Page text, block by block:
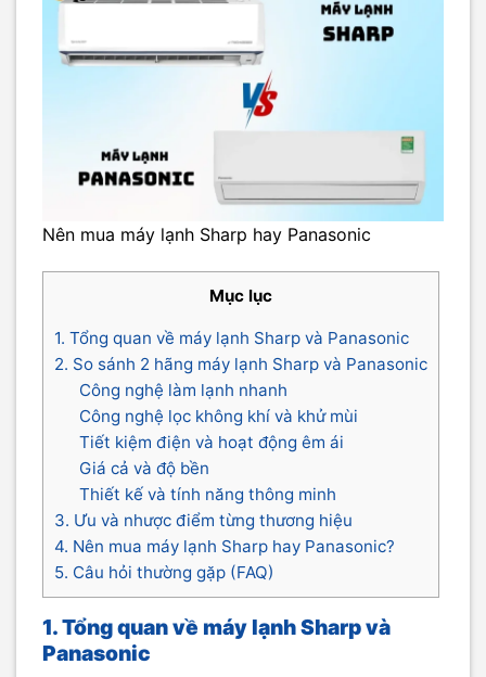
Nên mua máy lạnh Sharp hay Panasonic
Mục lục
1. Tổng quan về máy lạnh Sharp và Panasonic
2. So sánh 2 hãng máy lạnh Sharp và Panasonic
Công nghệ làm lạnh nhanh
Công nghệ lọc không khí và khử mùi
Tiết kiệm điện và hoạt động êm ái
Giá cả và độ bền
Thiết kế và tính năng thông minh
3. Ưu và nhược điểm từng thương hiệu
4. Nên mua máy lạnh Sharp hay Panasonic?
5. Câu hỏi thường gặp (FAQ)
1. Tổng quan về máy lạnh Sharp và
Panasonic